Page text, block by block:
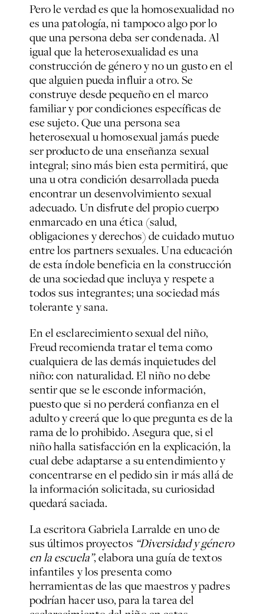
Pero le verdad es que la homosexualidad no
es una patología, ni tampoco algo por lo
que una persona deba ser condenada. Al
igual que la heterosexualidad es una
construcción de género y no un gusto en el
que alguien pueda influir a otro. Se
construye desde pequeño en el marco
familiar y por condiciones específicas de
ese sujeto. Que una persona sea
heterosexual u homosexual jamás puede
ser producto de una enseñanza sexual
integral; sino más bien esta permitirá, que
una u otra condición desarrollada pueda
encontrar un desenvolvimiento sexual
adecuado. Un disfrute del propio cuerpo
enmarcado en una ética (salud,
obligaciones y derechos) de cuidado mutuo
entre los partners sexuales. Una educación
de esta índole beneficia en la construcción
de una sociedad que incluya y respete a
todos sus integrantes; una sociedad más
tolerante y sana.
En el esclarecimiento sexual del niño,
Freud recomienda tratar el tema como
cualquiera de las demás inquietudes del
niño: con naturalidad. El niño no debe
sentir que se le esconde información,
puesto que si no perderá confianza en el
adulto y creerá que lo que pregunta es de la
rama de lo prohibido. Asegura que, si el
niño halla satisfacción en la explicación, la
cual debe adaptarse a su entendimiento y
concentrarse en el pedido sin ir más allá de
la información solicitada, su curiosidad
quedará saciada.
La escritora Gabriela Larralde en uno de
sus últimos proyectos “Diversidad y género
en la escuela”, elabora una guía de textos
infantiles y los presenta como
herramientas de las que maestros y padres
podrían hacer uso, para la tarea del